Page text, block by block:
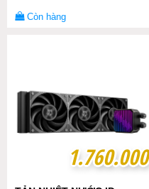
Còn hàng
1.760.000
1.760.000